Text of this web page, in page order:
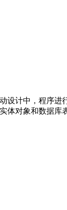
设计中，程序
体对象和数据